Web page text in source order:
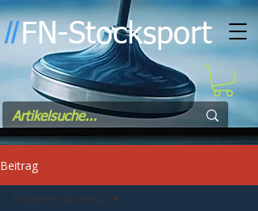
ll FN-Stocksport
Beitrag
Ratgeber & News